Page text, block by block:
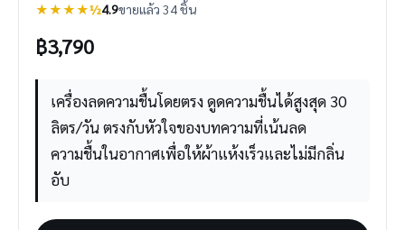
★★★★½4.9ขายแล้ว 34 ชิ้น
฿3,790
เครื่องลดความชื้นโดยตรง ดูดความชื้นได้สูงสุด 30
ลิตร/วัน ตรงกับหัวใจของบทความที่เน้นลด
ความชื้นในอากาศเพื่อให้ผ้าแห้งเร็วและไม่มีกลิ่น
อับ